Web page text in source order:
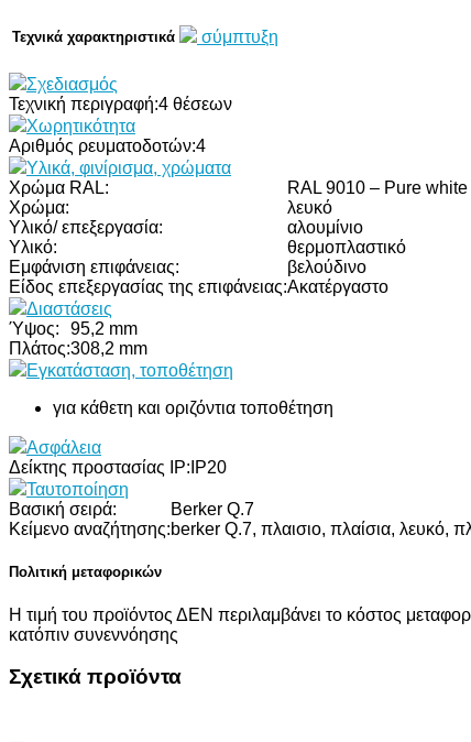
Τεχνικά χαρακτηριστικά σύμπτυξη
Σχεδιασμός
Τεχνική περιγραφή:4 θέσεων
Χωρητικότητα
Αριθμός ρευματοδοτών:4
Υλικά, φινίρισμα, χρώματα
Χρώμα RAL:
RAL 9010 – Pure white
Χρώμα:
λευκό
Υλικό/ επεξεργασία:
αλουμίνιο
Υλικό:
θερμοπλαστικό
Εμφάνιση επιφάνειας:
βελούδινο
Είδος επεξεργασίας της επιφάνειας:Ακατέργαστο
Διαστάσεις
Ύψος:
95,2 mm
Πλάτος:308,2 mm
Εγκατάσταση, τοποθέτηση
για κάθετη και οριζόντια τοποθέτηση
Ασφάλεια
Δείκτης προστασίας IP: IP20
Ταυτοποίηση
Βασική σειρά:
Berker Q.7
Κείμενο αναζήτησης:berker Q.7, πλαισιο, πλαίσια, λευκό,
Πολιτική μεταφορικών
Η τιμή του προϊόντος ΔΕΝ περιλαμβάνει το κόστος
κατόπιν συνεννόησης
Σχετικά προϊόντα